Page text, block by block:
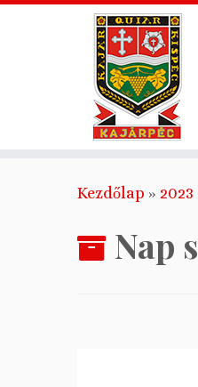
Kezdőlap » 2023
Nap